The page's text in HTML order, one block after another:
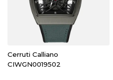
Cerruti Calliano
CIWGN0019502